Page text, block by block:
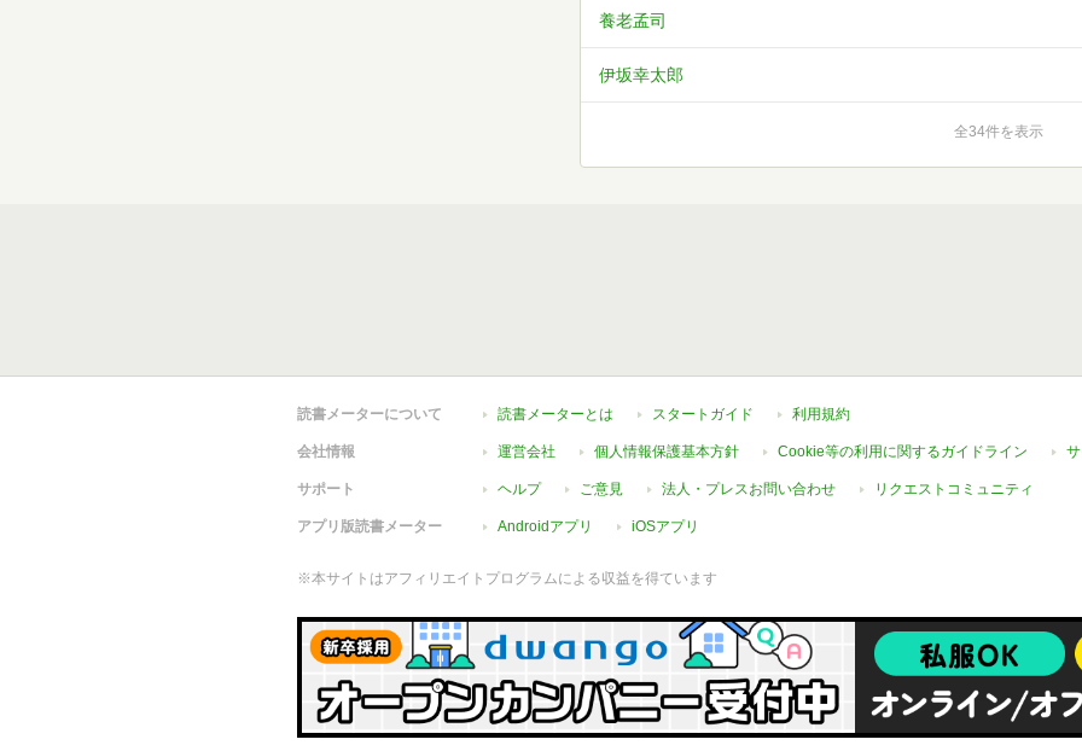
養老孟司
伊坂幸太郎
全34件を表示
読書メーターについて 読書メーターとは スタートガイド 利用規約
会社情報 運営会社 個人情報保護基本方針 Cookie等の利用に関するガイドライン
サポート ヘルプ ご意見 法人・プレスお問い合わせ リクエストコミュニティ
アプリ版読書メーター Androidアプリ iOSアプリ
※本サイトはアフィリエイトプログラムによる収益を得ています